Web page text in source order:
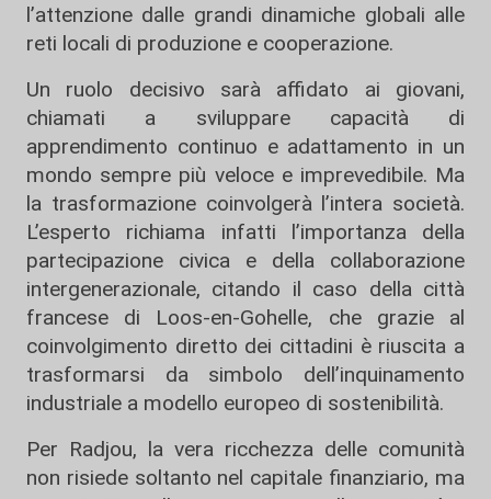
l’attenzione dalle grandi dinamiche globali alle
reti locali di produzione e cooperazione.
Un ruolo decisivo sarà affidato ai giovani,
chiamati a sviluppare capacità di
apprendimento continuo e adattamento in un
mondo sempre più veloce e imprevedibile. Ma
la trasformazione coinvolgerà l’intera società.
L’esperto richiama infatti l’importanza della
partecipazione civica e della collaborazione
intergenerazionale, citando il caso della città
francese di Loos-en-Gohelle, che grazie al
coinvolgimento diretto dei cittadini è riuscita a
trasformarsi da simbolo dell’inquinamento
industriale a modello europeo di sostenibilità.
Per Radjou, la vera ricchezza delle comunità
non risiede soltanto nel capitale finanziario, ma